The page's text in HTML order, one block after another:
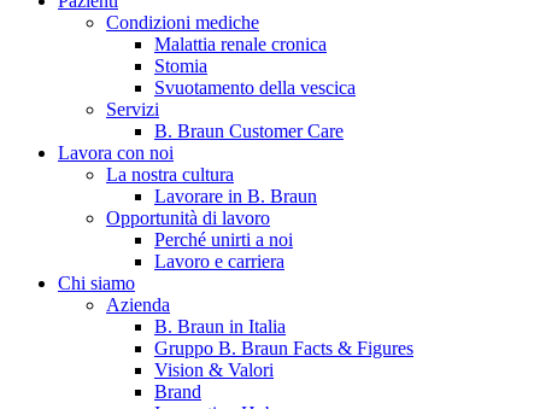
B. Braun in Italia
Scopri chi siamo ed entra nel mondo di B. Braun in Italia: 4
sedi, 4 aziende, più di 700 dipendenti e un Centro di
Eccellenza a livello globale.
Condizioni mediche
Malattia renale cronica
Stomia
Svuotamento della vescica
Servizi
B. Braun Customer Care
Lavora con noi
La nostra cultura
Lavorare in B. Braun
Opportunità di lavoro
Perché unirti a noi
Lavoro e carriera
Chi siamo
Azienda
B. Braun in Italia
Gruppo B. Braun Facts & Figures
Vision & Valori
Brand